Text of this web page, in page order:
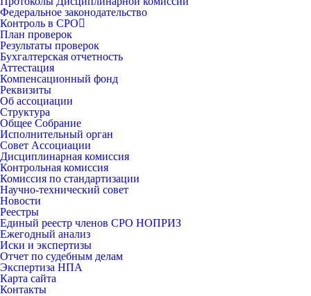
Федеральное законодательство
Контроль в СРО
План проверок
Результаты проверок
Бухгалтерская отчетность
Аттестация
Компенсационный фонд
Реквизиты
Об ассоциации
Структура
Общее Собрание
Исполнительный орган
Совет Ассоциации
Дисциплинарная комиссия
Контрольная комиссия
Комиссия по стандартизации
Научно-технический совет
Новости
Реестры
Единый реестр членов СРО НОПРИЗ
Ежегодный анализ
Иски и экспертизы
Отчет по судебным делам
Экспертиза НПА
Карта сайта
Контакты